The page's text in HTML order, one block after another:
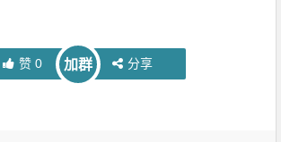
赞 0 加群 分享